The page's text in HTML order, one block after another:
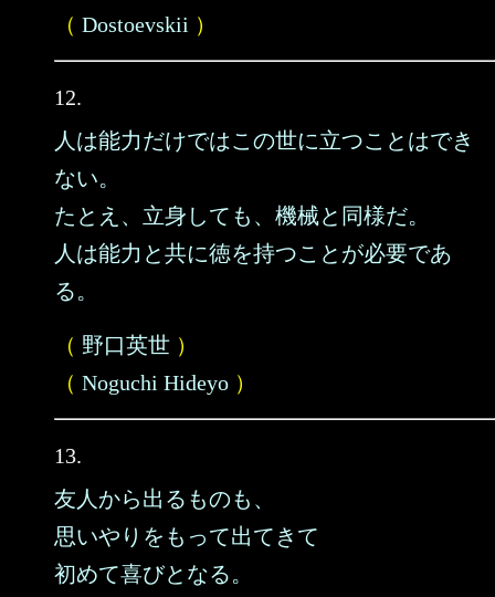
（ Dostoevskii ）
12.
人は能力だけではこの世に立つことはでき
ない。
たとえ、立身しても、機械と同様だ。
人は能力と共に徳を持つことが必要であ
る。
（ 野口英世 ）
（ Noguchi Hideyo ）
13.
友人から出るものも、
思いやりをもって出てきて
初めて喜びとなる。